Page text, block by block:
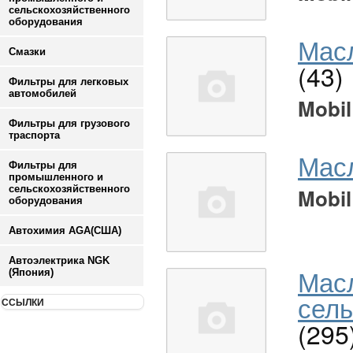
сельскохозяйственного
оборудования
Смазки
Фильтры для легковых
автомобилей
Фильтры для грузового
траспорта
Фильтры для
промышленного и
сельскохозяйственного
оборудования
Автохимия AGA(США)
Автоэлектрика NGK
(Япония)
ССЫЛКИ
(43)
Mobil
Mobil